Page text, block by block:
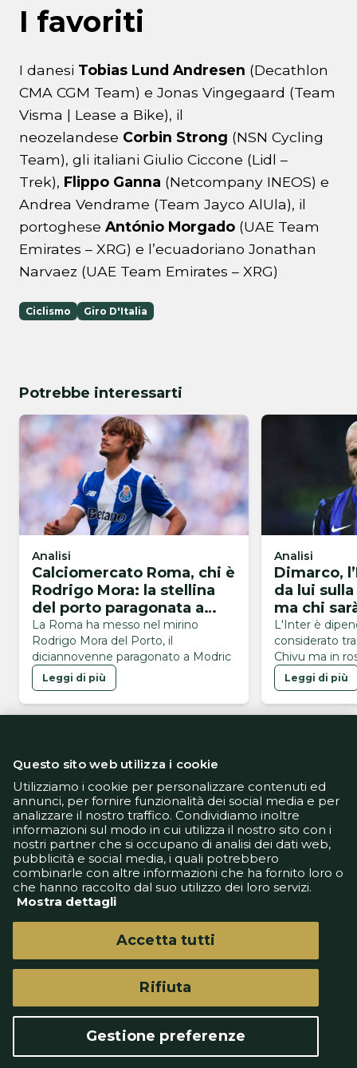
I favoriti
I danesi Tobias Lund Andresen (Decathlon
CMA CGM Team) e Jonas Vingegaard (Team
Visma | Lease a Bike), il
neozelandese Corbin Strong (NSN Cycling
Team), gli italiani Giulio Ciccone (Lidl –
Trek), Flippo Ganna (Netcompany INEOS) e
Andrea Vendrame (Team Jayco AlUla), il
portoghese António Morgado (UAE Team
Emirates – XRG) e l’ecuadoriano Jonathan
Narvaez (UAE Team Emirates – XRG)
Ciclismo Giro D'Italia
Potrebbe interessarti
Analisi
Calciomercato Roma, chi è
Rodrigo Mora: la stellina
del porto paragonata a
Modric
La Roma ha messo nel mirino
Rodrigo Mora del Porto, il
diciannovenne paragonato a Modric
Leggi di più
Analisi
Dimarco,
da lui
ma chi
L'Inter è
considerato
Chivu ma in
all'occorrenza
posto?
Leggi di più
Informativa Privacy
Informativa Cookie
Tech App
Gestione preferenze
support@goldbetlive.it
GoldBetlive è un sito di GBO Italy Spa
Questo sito non rappresenta una testata
giornalistica in quanto viene aggiornato senza
alcuna periodicità.
Questo sito web utilizza i cookie
Utilizziamo i cookie per personalizzare contenuti ed
annunci, per fornire funzionalità dei social media e per
analizzare il nostro traffico. Condividiamo inoltre
informazioni sul modo in cui utilizza il nostro sito con i
nostri partner che si occupano di analisi dei dati web,
pubblicità e social media, i quali potrebbero
combinarle con altre informazioni che ha fornito loro o
che hanno raccolto dal suo utilizzo dei loro servizi.
Mostra dettagli
Gestione preferenze
Rifiuta
Accetta tutti